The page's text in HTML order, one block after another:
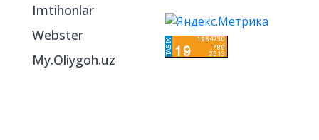
Imtihonlar
Webster
My.Oliygoh.uz